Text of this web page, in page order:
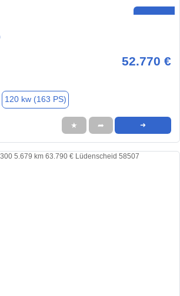
52.770 €
120 kw (163 PS)
★ ➦ ➜